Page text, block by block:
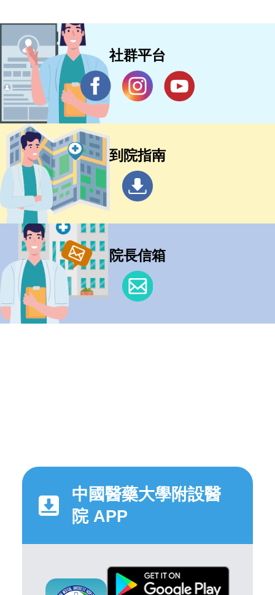
社群平台
到院指南
院長信箱
中國醫藥大學附設醫
院 APP